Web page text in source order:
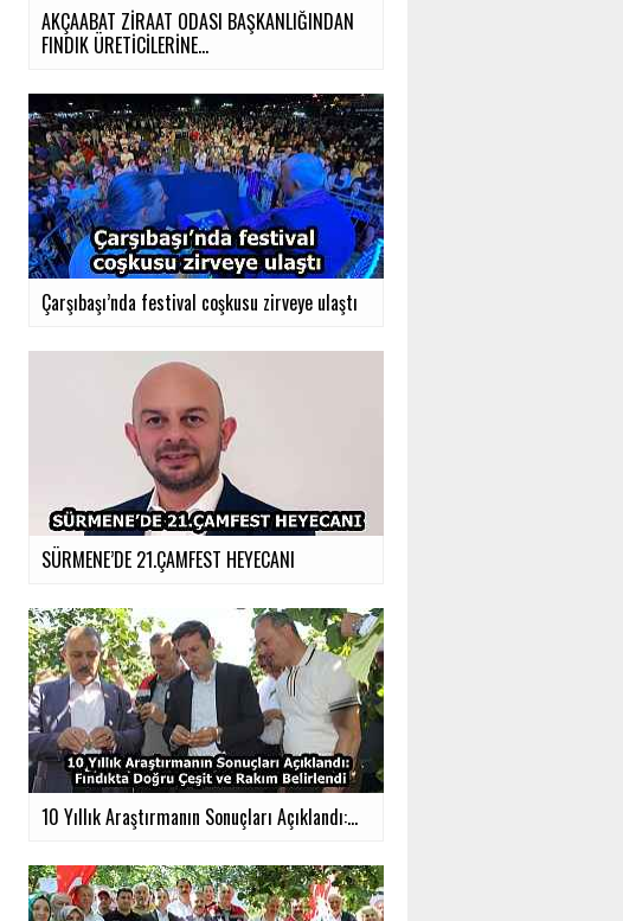
AKÇAABAT ZİRAAT ODASI BAŞKANLIĞINDAN
FINDIK ÜRETİCİLERİNE...
Çarşıbaşı’nda festival coşkusu zirveye ulaştı
SÜRMENE’DE 21.ÇAMFEST HEYECANI
10 Yıllık Araştırmanın Sonuçları Açıklandı:...